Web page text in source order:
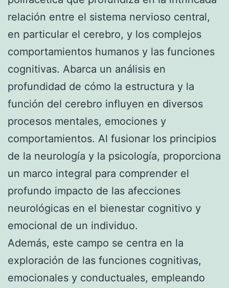
relación entre el sistema nervioso central,
en particular el cerebro, y los complejos
comportamientos humanos y las funciones
cognitivas. Abarca un análisis en
profundidad de cómo la estructura y la
función del cerebro influyen en diversos
procesos mentales, emociones y
comportamientos. Al fusionar los principios
de la neurología y la psicología, proporciona
un marco integral para comprender el
profundo impacto de las afecciones
neurológicas en el bienestar cognitivo y
emocional de un individuo.
Además, este campo se centra en la
exploración de las funciones cognitivas,
emocionales y conductuales, empleando